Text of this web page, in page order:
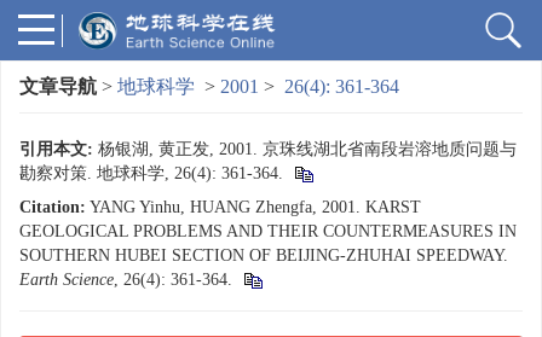
文章导航 > 地球科学 > 2001 > 26(4): 361-364
引用本文: 杨银湖, 黄正发, 2001. 京珠线湖北省南段岩溶地质问题与
勘察对策. 地球科学, 26(4): 361-364.
Citation: YANG Yinhu, HUANG Zhengfa, 2001. KARST
GEOLOGICAL PROBLEMS AND THEIR COUNTERMEASURES IN
SOUTHERN HUBEI SECTION OF BEIJING-ZHUHAI SPEEDWAY.
Earth Science, 26(4): 361-364.